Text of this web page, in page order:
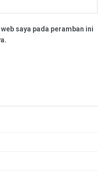
saya pada peramban ini